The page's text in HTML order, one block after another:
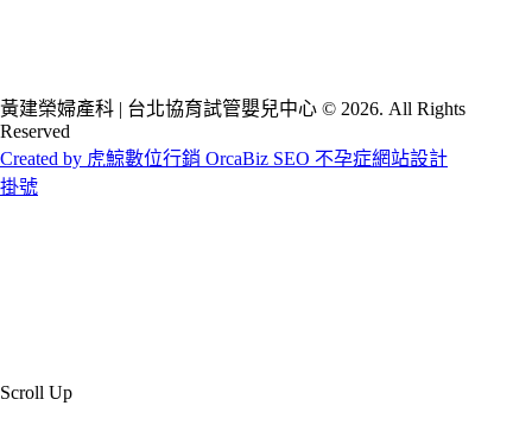
黃建榮婦產科 | 台北協育試管嬰兒中心 © 2026. All Rights
Reserved
Created by 虎鯨數位行銷 OrcaBiz SEO 不孕症網站設計
掛號
Scroll Up